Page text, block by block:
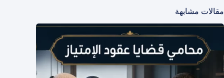
مقالات مشابهة